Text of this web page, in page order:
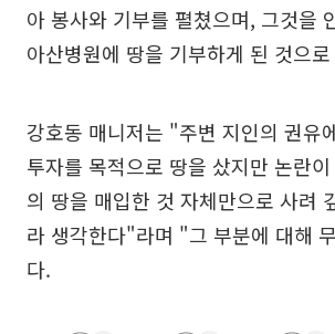
아 봉사와 기부를 펼쳤으며, 그것을
아산병원에 땅을 기부하게 된 것으
강호동 매니저는 "주변 지인의 권유
투자를 목적으로 땅을 샀지만 논란
의 땅을 매입한 것 자체만으로 사려
라 생각한다"라며 "그 부분에 대해
다.